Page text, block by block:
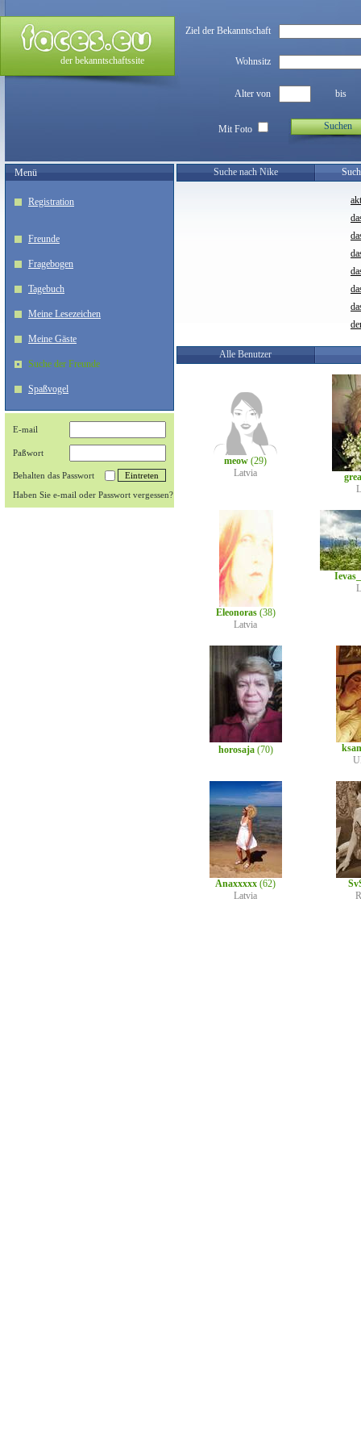
der bekanntschaftssite
Ziel der Bekanntschaft
Wohnsitz
Alter von bis
Mit Foto Suchen
Menü
Registration
Freunde
Fragebogen
Tagebuch
Meine Lesezeichen
Meine Gäste
Suche der Freunde
Spaßvogel
E-mail
Paßwort
Behalten das Passwort
Haben Sie e-mail oder Passwort vergessen?
Suche nach Nike
Alle Benutzer
meow (29)
Latvia
Eleonoras (38)
Latvia
horosaja (70)
Anaxxxxx (62)
Latvia